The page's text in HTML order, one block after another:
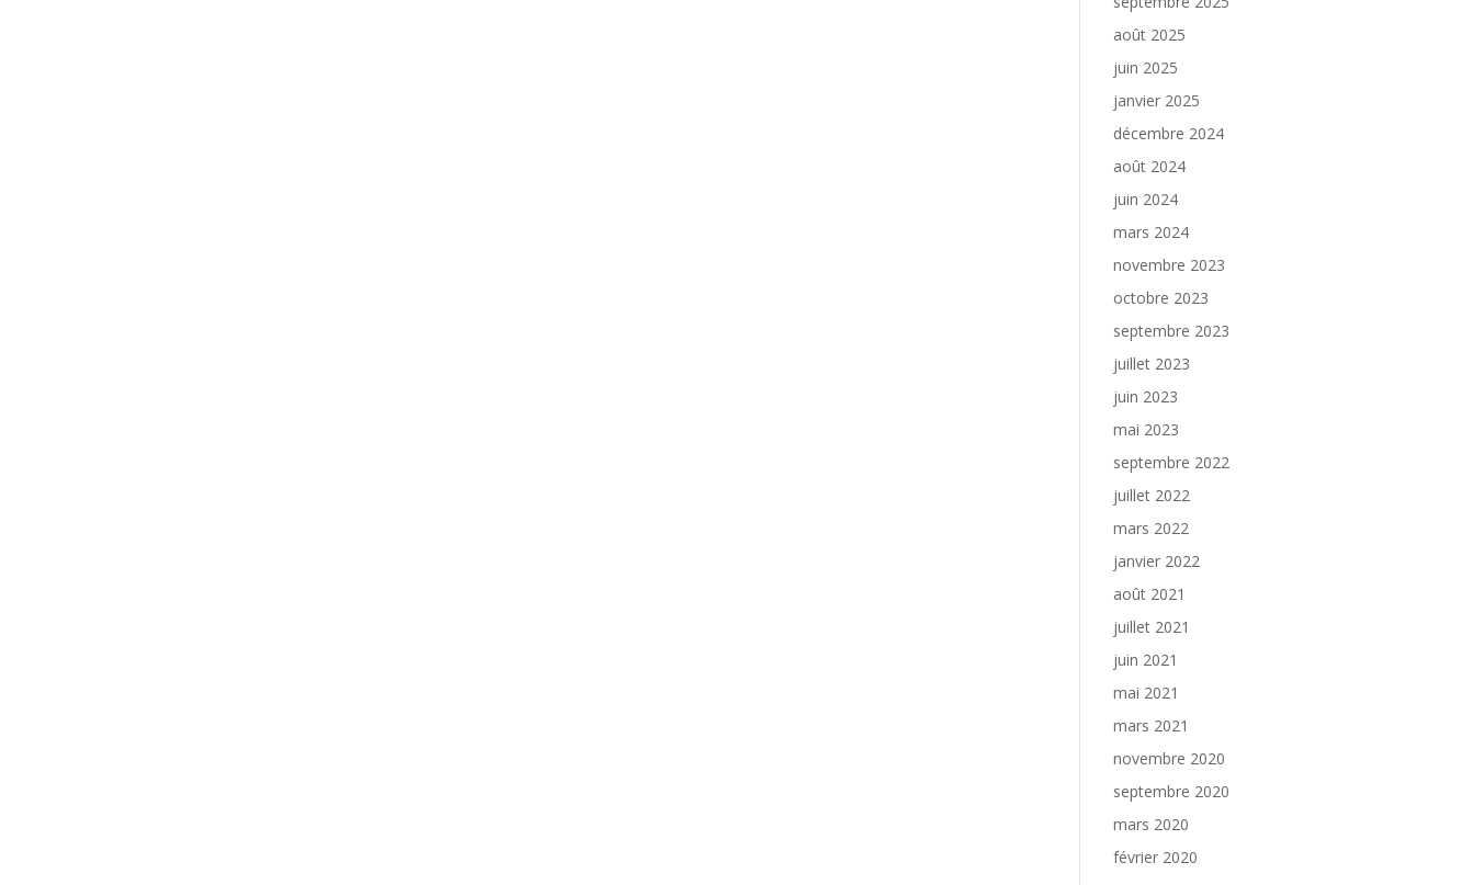
août 2025
juin 2025
janvier 2025
décembre 2024
août 2024
juin 2024
mars 2024
novembre 2023
octobre 2023
septembre 2023
juillet 2023
juin 2023
mai 2023
septembre 2022
juillet 2022
mars 2022
janvier 2022
août 2021
juillet 2021
juin 2021
mai 2021
mars 2021
novembre 2020
septembre 2020
mars 2020
février 2020